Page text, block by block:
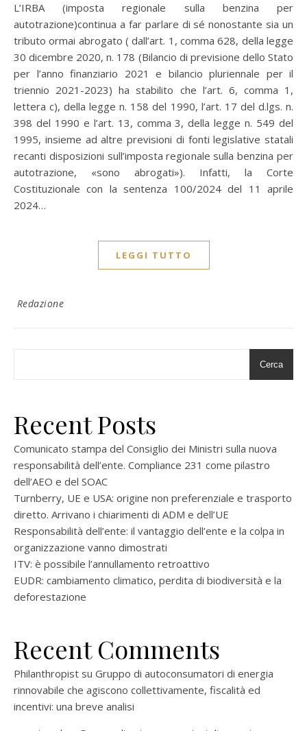
L’IRBA (imposta regionale sulla benzina per
autotrazione)continua a far parlare di sé nonostante sia un
tributo ormai abrogato ( dall’art. 1, comma 628, della legge
30 dicembre 2020, n. 178 (Bilancio di previsione dello Stato
per l’anno finanziario 2021 e bilancio pluriennale per il
triennio 2021-2023) ha stabilito che l’art. 6, comma 1,
lettera c), della legge n. 158 del 1990, l’art. 17 del d.lgs. n.
398 del 1990 e l’art. 13, comma 3, della legge n. 549 del
1995, insieme ad altre previsioni di fonti legislative statali
recanti disposizioni sull’imposta regionale sulla benzina per
autotrazione, «sono abrogati»). Infatti, la Corte
Costituzionale con la sentenza 100/2024 del 11 aprile
2024…
LEGGI TUTTO
Redazione
Cerca
Recent Posts
Comunicato stampa del Consiglio dei Ministri sulla nuova
responsabilità dell’ente. Compliance 231 come pilastro
dell’AEO e del SOAC
Turnberry, UE e USA: origine non preferenziale e trasporto
diretto. Arrivano i chiarimenti di ADM e dell’UE
Responsabilità dell’ente: il vantaggio dell’ente e la colpa in
organizzazione vanno dimostrati
ITV: è possibile l’annullamento retroattivo
EUDR: cambiamento climatico, perdita di biodiversità e la
deforestazione
Recent Comments
Philanthropist su Gruppo di autoconsumatori di energia
rinnovabile che agiscono collettivamente, fiscalità ed
incentivi: una breve analisi